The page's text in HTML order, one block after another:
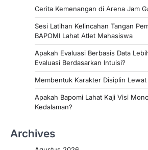
Cerita Kemenangan di Arena Jam
Sesi Latihan Kelincahan Tangan
BAPOMI Lahat Atlet Mahasiswa
Apakah Evaluasi Berbasis Data
Evaluasi Berdasarkan Intuisi?
Membentuk Karakter Disiplin
Apakah Bapomi Lahat Kaji Visi
Kedalaman?
Archives